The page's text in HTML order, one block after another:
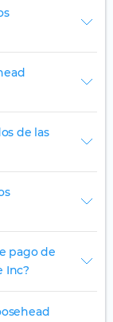
de las
pago de
Inc?